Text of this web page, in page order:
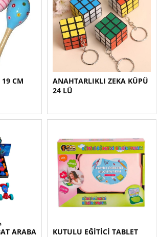
CM
ANAHTARLIKLI ZEKA KÜPÜ
24 LÜ
ARABA KUTULU EĞİTİCİ TABLET